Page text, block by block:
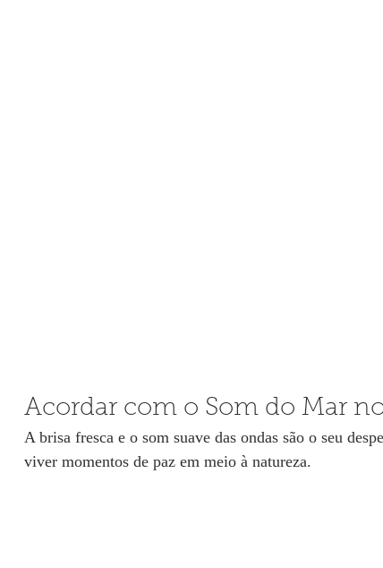
Acordar com o Som do Mar
A brisa fresca e o som suave das ondas são o seu
viver momentos de paz em meio à natureza.